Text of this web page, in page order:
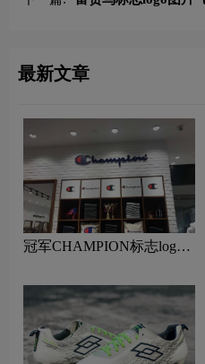
最新文章
冠军CHAMPION标志logo